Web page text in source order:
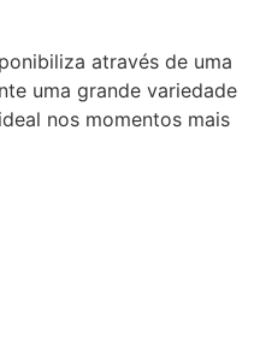
através de uma
uma grande variedade
nos momentos mais